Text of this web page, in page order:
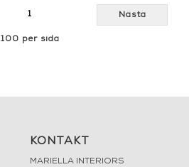
1 Nästa
100 per sida
KONTAKT
MARIELLA INTERIORS